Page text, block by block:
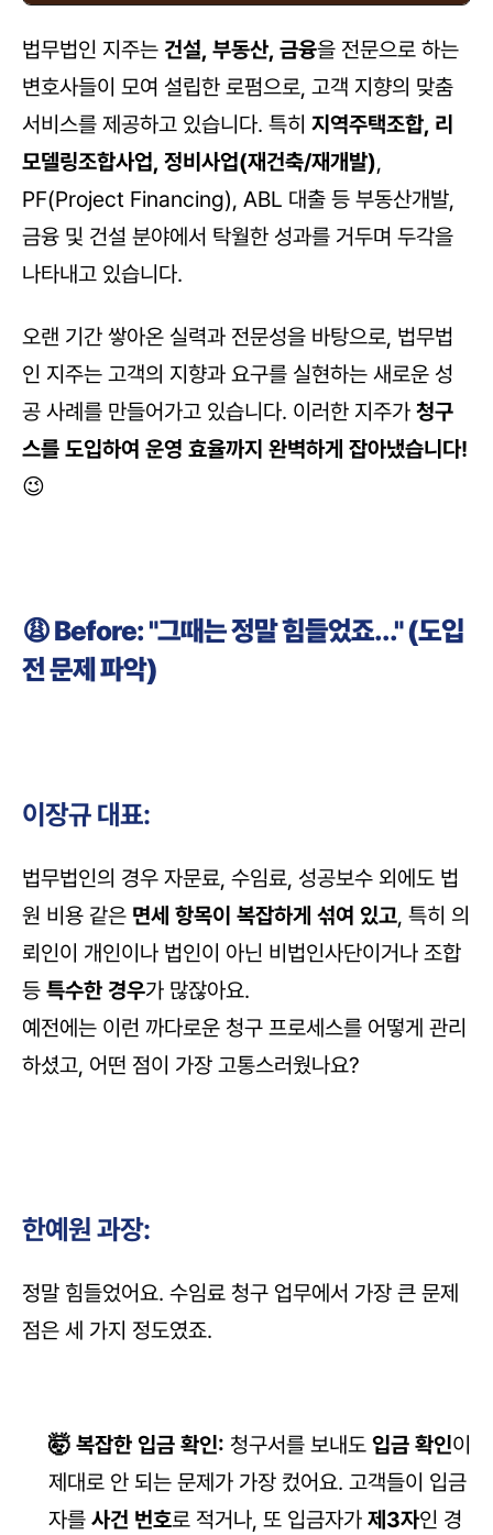
법무법인 지주는 건설, 부동산, 금융을 전문으로 하는
변호사들이 모여 설립한 로펌으로, 고객 지향의 맞춤
서비스를 제공하고 있습니다. 특히 지역주택조합, 리
모델링조합사업, 정비사업(재건축/재개발),
PF(Project Financing), ABL 대출 등 부동산개발,
금융 및 건설 분야에서 탁월한 성과를 거두며 두각을
나타내고 있습니다.
오랜 기간 쌓아온 실력과 전문성을 바탕으로, 법무법
인 지주는 고객의 지향과 요구를 실현하는 새로운 성
공 사례를 만들어가고 있습니다. 이러한 지주가 청구
스를 도입하여 운영 효율까지 완벽하게 잡아냈습니다!
😉
😩 Before: "그때는 정말 힘들었죠..." (도입
전 문제 파악)
이장규 대표:
법무법인의 경우 자문료, 수임료, 성공보수 외에도 법
원 비용 같은 면세 항목이 복잡하게 섞여 있고, 특히 의
뢰인이 개인이나 법인이 아닌 비법인사단이거나 조합
등 특수한 경우가 많잖아요.
예전에는 이런 까다로운 청구 프로세스를 어떻게 관리
하셨고, 어떤 점이 가장 고통스러웠나요?
한예원 과장:
정말 힘들었어요. 수임료 청구 업무에서 가장 큰 문제
점은 세 가지 정도였죠.
🤯 복잡한 입금 확인: 청구서를 보내도 입금 확인이
제대로 안 되는 문제가 가장 컸어요. 고객들이 입금
자를 사건 번호로 적거나, 또 입금자가 제3자인 경